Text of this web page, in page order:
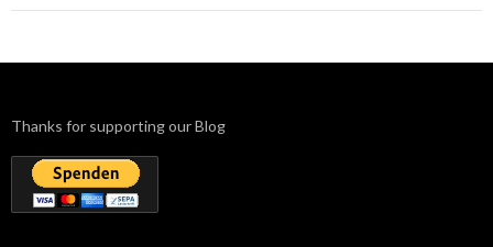
Thanks for supporting our Blog